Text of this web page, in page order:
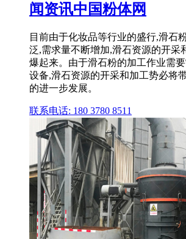
闻资讯中国粉体网
目前由于化妆品等行业的盛行,滑石
泛,需求量不断增加,滑石资源的开采
爆起来。由于滑石粉的加工作业需
设备,滑石资源的开采和加工势必将
的进一步发展。
联系电话: 180 3780 8511